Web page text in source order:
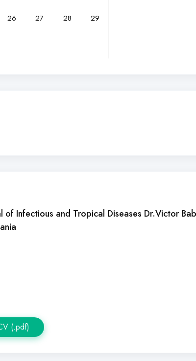
26 27 28 29
of Infectious and Tropical Diseases Dr.Victor
(.pdf)